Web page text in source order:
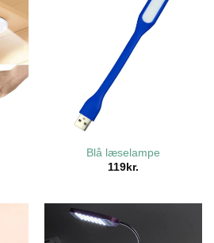
Blå læselampe
119 kr.